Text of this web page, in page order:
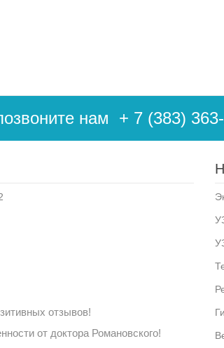
нам + 7 (383)
отзывов!
от доктора Романовского!